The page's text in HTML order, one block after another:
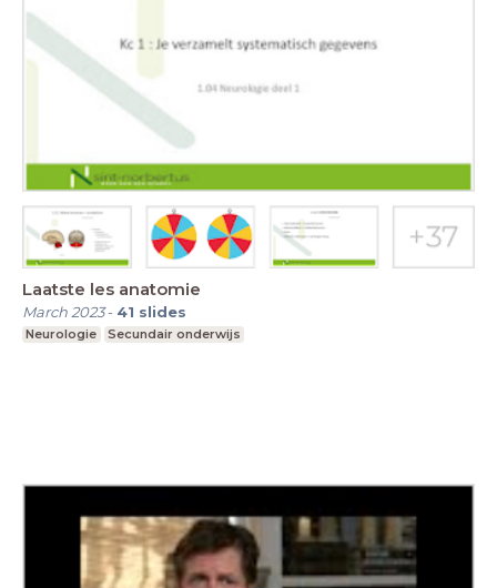
Laatste les anatomie
March 2023- 41 slides
Neurologie Secundair onderwijs